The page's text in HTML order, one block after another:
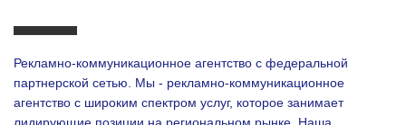
Рекламно-коммуникационное агентство с федеральной
партнерской сетью. Мы - рекламно-коммуникационное
агентство с широким спектром услуг, которое занимает